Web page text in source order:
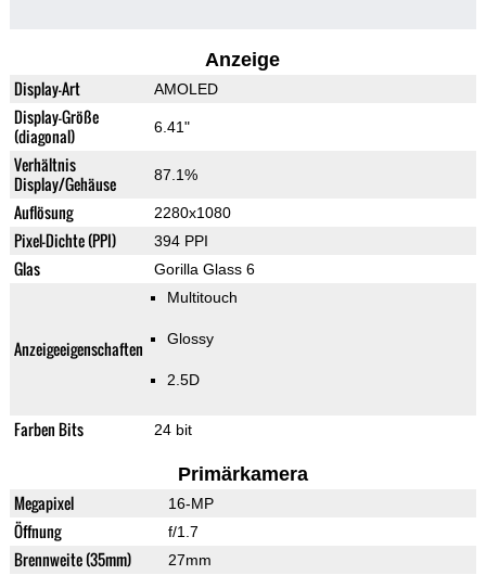
Anzeige
Display-Art AMOLED
Display-Größe
(diagonal)
6.41"
Verhältnis
Display/Gehäuse
87.1%
Auflösung 2280x1080
Pixel-Dichte (PPI) 394 PPI
Glas Gorilla Glass 6
Anzeigeeigenschaften
Multitouch
Glossy
2.5D
Farben Bits 24 bit
Primärkamera
Megapixel 16-MP
Öffnung f/1.7
Brennweite (35mm) 27mm